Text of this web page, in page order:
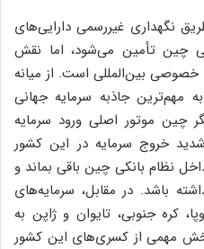
نگهداری غیررسمی دارایی‌های
چین تأمین می‌شود، اما نقش
خصوصی بین‌المللی است. از میانه
به مهم‌ترین جاذبه سرمایه جهانی
چین موتور اصلی ورود سرمایه
خروج سرمایه در این کشور
نظام بانکی چین باقی بماند و
باشد. در مقابل، سرمایه‌های
کره جنوبی، تایوان و ژاپن به
بخش مهمی از کسری‌های این کشور